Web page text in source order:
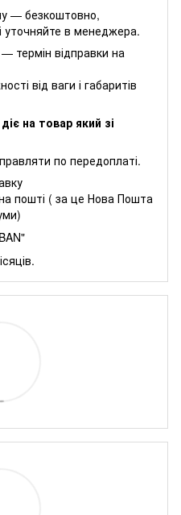
— безкоштовно,
уточняйте в менеджера.
термін відправки на
від ваги і габаритів
на товар який зі
по передоплаті.
пошті ( за це Нова Пошта